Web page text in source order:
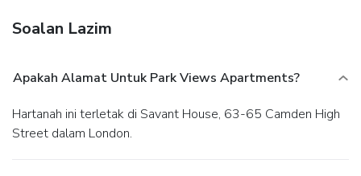
Soalan Lazim
Apakah Alamat Untuk Park Views Apartments?
Hartanah ini terletak di Savant House, 63-65 Camden High
Street dalam London.